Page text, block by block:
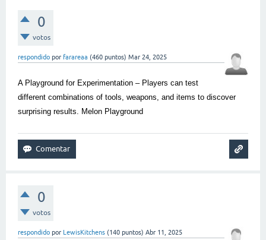
0
votos
respondido por farareaa (460 puntos) Mar 24, 2025
A Playground for Experimentation – Players can test
different combinations of tools, weapons, and items to discover
surprising results.
Melon Playground
0
votos
respondido por LewisKitchens (140 puntos) Abr 11, 2025